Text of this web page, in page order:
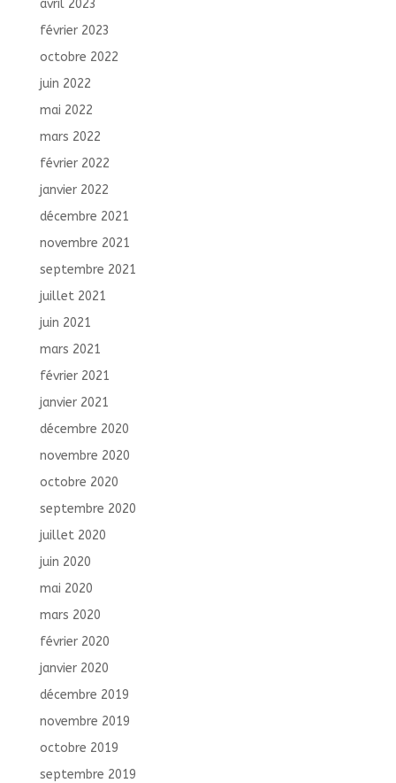
avril 2023
février 2023
octobre 2022
juin 2022
mai 2022
mars 2022
février 2022
janvier 2022
décembre 2021
novembre 2021
septembre 2021
juillet 2021
juin 2021
mars 2021
février 2021
janvier 2021
décembre 2020
novembre 2020
octobre 2020
septembre 2020
juillet 2020
juin 2020
mai 2020
mars 2020
février 2020
janvier 2020
décembre 2019
novembre 2019
octobre 2019
septembre 2019